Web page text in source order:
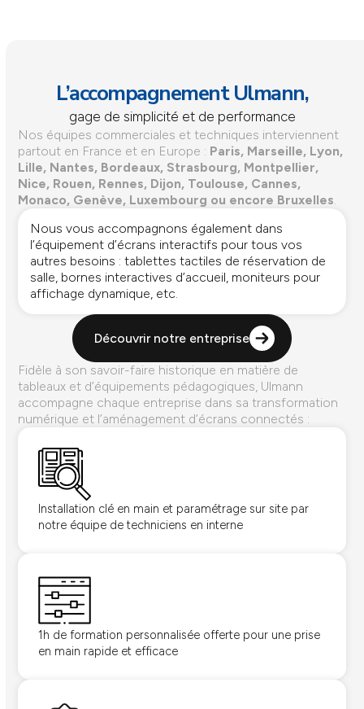
L’accompagnement Ulmann,
gage de simplicité et de performance
Nos équipes commerciales et techniques interviennent
partout en France et en Europe : Paris, Marseille, Lyon,
Lille, Nantes, Bordeaux, Strasbourg, Montpellier,
Nice, Rouen, Rennes, Dijon, Toulouse, Cannes,
Monaco, Genève, Luxembourg ou encore Bruxelles.
Nous vous accompagnons également dans
l’équipement d’écrans interactifs pour tous vos
autres besoins : tablettes tactiles de réservation de
salle, bornes interactives d’accueil, moniteurs pour
affichage dynamique, etc.
Découvrir notre entreprise
Fidèle à son savoir-faire historique en matière de
tableaux et d’équipements pédagogiques, Ulmann
accompagne chaque entreprise dans sa transformation
numérique et l’aménagement d’écrans connectés :
Installation clé en main et paramétrage sur site par
notre équipe de techniciens en interne
1h de formation personnalisée offerte pour une prise
en main rapide et efficace